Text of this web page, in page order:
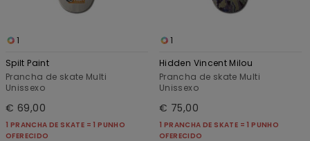
1
Spilt Paint
Prancha de skate Multi
Unissexo
€ 69,00
1 PRANCHA DE SKATE = 1 PUNHO
OFERECIDO
1
Hidden Vincent Milou
Prancha de skate Multi
Unissexo
€ 75,00
1 PRANCHA DE SKATE = 1 PUNHO
OFERECIDO